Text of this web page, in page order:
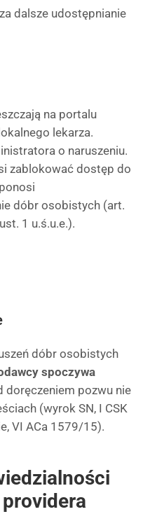
dalsze udostępnianie
na portalu
lekarza.
o naruszeniu.
zablokować dostęp do
dóbr osobistych (art.
1 u.ś.u.e.).
dóbr osobistych
spoczywa
doręczeniem pozwu nie
(wyrok SN, I CSK
VI ACa 1579/15).